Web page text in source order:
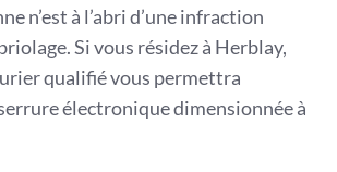
n’est à l’abri d’une infraction
Si vous résidez à Herblay,
qualifié vous permettra
électronique dimensionnée à